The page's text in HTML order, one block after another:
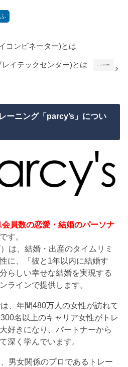
ふ
コンビネーター)とは
イテックセンター)とは
ーニング「parcy’s」につい
会員数の恋愛・結婚のパーソナ
です。
は、結婚・出産のタイムリミ
に、「彼と1年以内に結婚す
らしい幸せな結婚を実現する
ラインで提供します。
、年間480万人の女性が訪れて
名以上のキャリア女性がトレ
好きになり、パートナーから
深く学んでいます。
男女関係のプロであるトレー